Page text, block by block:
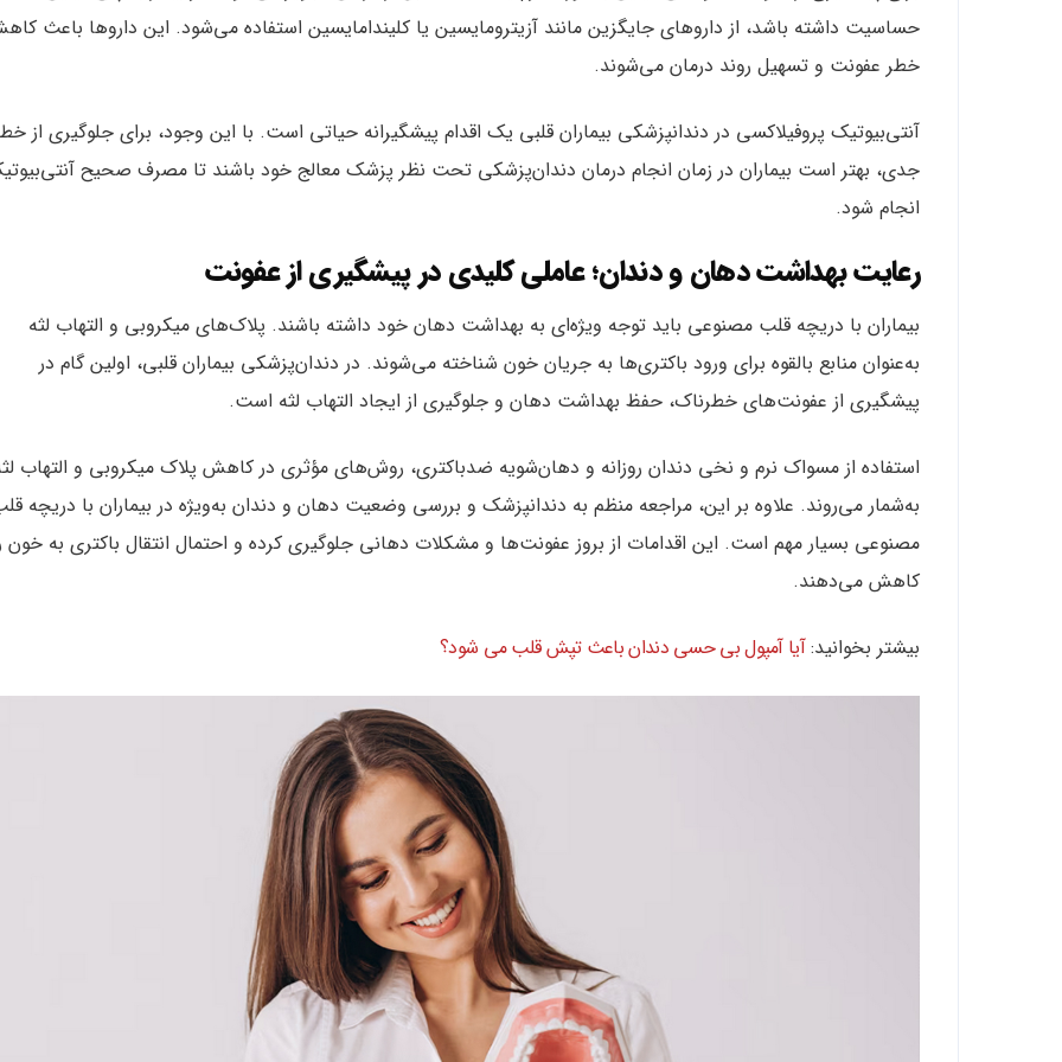
حساسیت داشته باشد، از داروهای جایگزین مانند آزیترومایسین یا کلیندامایسین استفاده می‌شود. این داروها باعث
خطر عفونت و تسهیل روند درمان می‌شوند.
آنتی‌بیوتیک پروفیلاکسی در دندانپزشکی بیماران قلبی یک اقدام پیشگیرانه حیاتی است. با این وجود، برای جلوگیری از
جدی، بهتر است بیماران در زمان انجام درمان دندان‌پزشکی تحت نظر پزشک معالج خود باشند تا مصرف صحیح
انجام شود.
رعایت بهداشت دهان و دندان؛ عاملی کلیدی در پیشگیری از عفونت
بیماران با دریچه قلب مصنوعی باید توجه ویژه‌ای به بهداشت دهان خود داشته باشند. پلاک‌های میکروبی و التهاب لثه
به‌عنوان منابع بالقوه برای ورود باکتری‌ها به جریان خون شناخته می‌شوند. در دندان‌پزشکی بیماران قلبی، اولین گام در
پیشگیری از عفونت‌های خطرناک، حفظ بهداشت دهان و جلوگیری از ایجاد التهاب لثه است.
استفاده از مسواک نرم و نخی دندان روزانه و دهان‌شویه ضدباکتری، روش‌های مؤثری در کاهش پلاک میکروبی و التهاب
به‌شمار می‌روند. علاوه بر این، مراجعه منظم به دندانپزشک و بررسی وضعیت دهان و دندان به‌ویژه در بیماران با دریچه
مصنوعی بسیار مهم است. این اقدامات از بروز عفونت‌ها و مشکلات دهانی جلوگیری کرده و احتمال انتقال باکتری به خون
کاهش می‌دهند.
بیشتر بخوانید:آیا آمپول بی حسی دندان باعث تپش قلب می شود؟